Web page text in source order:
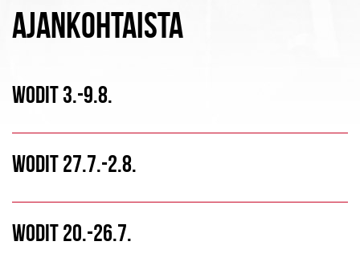
AJANKOHTAISTA
WODIT 3.-9.8.
WODIT 27.7.-2.8.
WODIT 20.-26.7.